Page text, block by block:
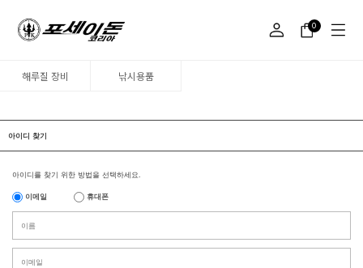
0
해루질 장비 낚시용품
아이디 찾기
아이디를 찾기 위한 방법을 선택하세요.
이메일 휴대폰